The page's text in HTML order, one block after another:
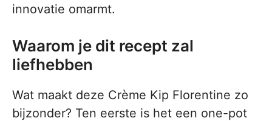
innovatie omarmt.
Waarom je dit recept zal
liefhebben
Wat maakt deze Crème Kip Florentine zo
bijzonder? Ten eerste is het een one-pot